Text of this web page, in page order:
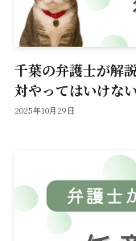
千葉の弁護士が解
対やってはいけな
2025年10月29日